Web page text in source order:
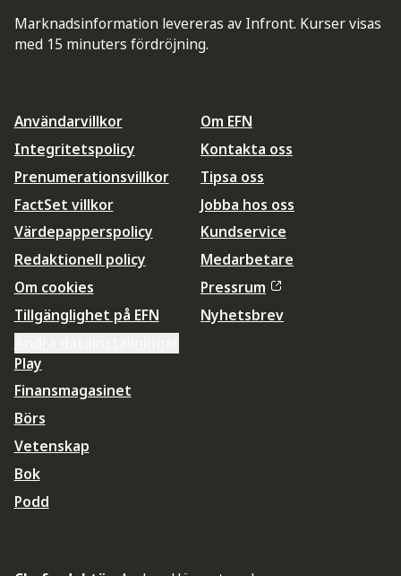
Marknadsinformation levereras av Infront. Kurser visas
med 15 minuters fördröjning.
Användarvillkor
Integritetspolicy
Prenumerationsvillkor
FactSet villkor
Värdepapperspolicy
Redaktionell policy
Om cookies
Tillgänglighet på EFN
Om EFN
Kontakta oss
Tipsa oss
Jobba hos oss
Kundservice
Medarbetare
Pressrum
Nyhetsbrev
Play
Finansmagasinet
Börs
Vetenskap
Bok
Podd